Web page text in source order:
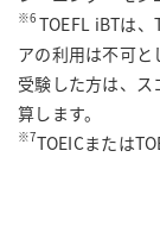
※6 TOEFL iBTは
アの利用は不可
受験した方は、
算します。
※7TOEICまたは